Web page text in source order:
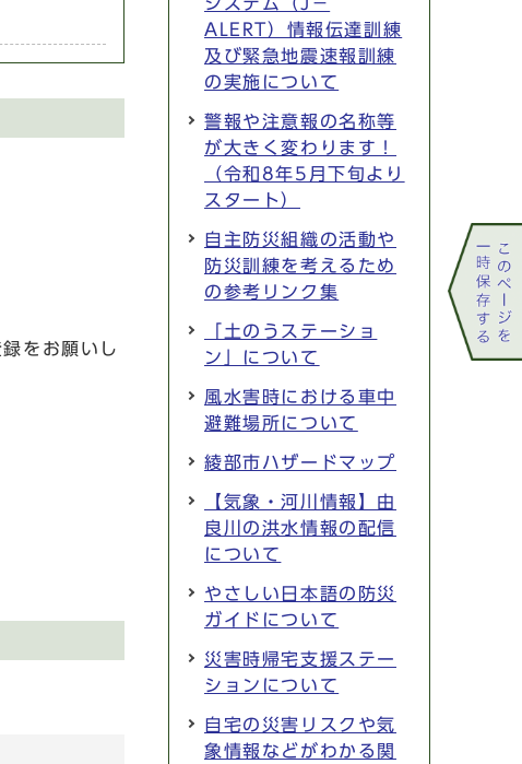
をお願いし
ALERT）情報伝達訓練
及び緊急地震速報訓練
の実施について
警報や注意報の名称等
が大きく変わります！
（令和8年5月下旬より
スタート）
自主防災組織の活動や
防災訓練を考えるため
の参考リンク集
「土のうステーショ
ン」について
風水害時における車中
避難場所について
綾部市ハザードマップ
【気象・河川情報】由
良川の洪水情報の配信
について
やさしい日本語の防災
ガイドについて
災害時帰宅支援ステー
ションについて
自宅の災害リスクや気
象情報などがわかる関